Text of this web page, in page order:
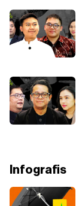
Infografis